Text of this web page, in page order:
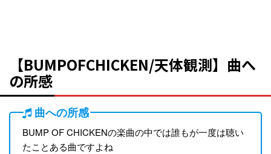
【BUMPOFCHICKEN/天体観測】曲へ
の所感
曲への所感
BUMP OF CHICKENの楽曲の中では誰もが一度は聴い
たことある曲ですよね